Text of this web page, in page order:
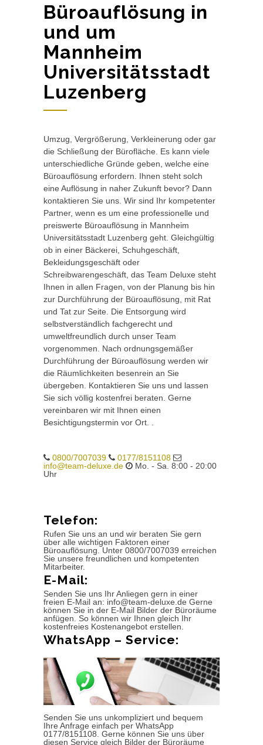
Büroauflösung in
und um
Mannheim
Universitätsstadt
Luzenberg
Umzug, Vergrößerung, Verkleinerung oder gar
die Schließung der Bürofläche. Es kann viele
unterschiedliche Gründe geben, welche eine
Büroauflösung erfordern. Ihnen steht solch
eine Auflösung in naher Zukunft bevor? Dann
kontaktieren Sie uns. Wir sind Ihr kompetenter
Partner, wenn es um eine professionelle und
preiswerte Büroauflösung in Mannheim
Universitätsstadt Luzenberg geht. Gleichgültig
ob in einer Bäckerei, Schuhgeschäft,
Bekleidungsgeschäft oder
Schreibwarengeschäft, das Team Deluxe steht
Ihnen in allen Fragen, von der Planung bis hin
zur Durchführung der Büroauflösung, mit Rat
und Tat zur Seite. Die Entsorgung wird
selbstverständlich fachgerecht und
umweltfreundlich durch unser Team
vorgenommen. Nach ordnungsgemäßer
Durchführung der Büroauflösung werden wir
die Räumlichkeiten besenrein an Sie
übergeben. Kontaktieren Sie uns und lassen
Sie sich völlig kostenfrei beraten. Gerne
vereinbaren wir mit Ihnen einen
Besichtigungstermin vor Ort. .
0800/7007039
0177/8151108
info@team-deluxe.de
Mo. - Sa. 8:00 - 20:00
Uhr
Telefon:
Rufen Sie uns an und wir beraten Sie gern
über alle wichtigen Faktoren einer
Büroauflösung. Unter 0800/7007039 erreichen
Sie unsere freundlichen und kompetenten
Mitarbeiter.
E-Mail:
Senden Sie uns Ihr Anliegen gern in einer
freien E-Mail an: info@team-deluxe.de Gerne
können Sie in der E-Mail Bilder der Büroräume
anfügen. So können wir Ihnen gleich Ihr
kostenfreies Kostenangebot erstellen.
WhatsApp – Service:
Senden Sie uns unkompliziert und bequem
Ihre Anfrage einfach per WhatsApp
0177/8151108. Gerne können Sie uns über
diesen Service gleich Bilder der Büroräume